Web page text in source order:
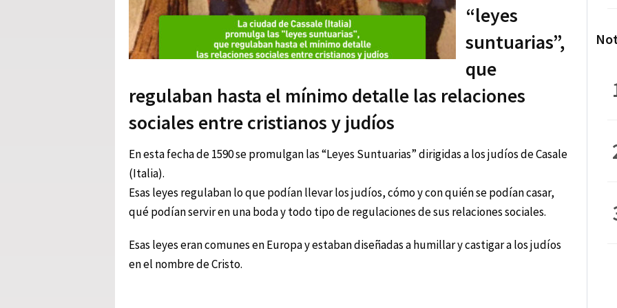
“leyes
suntuarias”,
que
regulaban hasta el mínimo detalle las relaciones
sociales entre cristianos y judíos
En esta fecha de 1590 se promulgan las “Leyes Suntuarias” dirigidas a los judíos de Casale
(Italia).
Esas leyes regulaban lo que podían llevar los judíos, cómo y con quién se podían casar,
qué podían servir en una boda y todo tipo de regulaciones de sus relaciones sociales.
Esas leyes eran comunes en Europa y estaban diseñadas a humillar y castigar a los judíos
en el nombre de Cristo.